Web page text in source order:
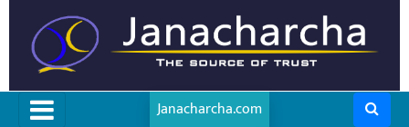
Janacharcha.com